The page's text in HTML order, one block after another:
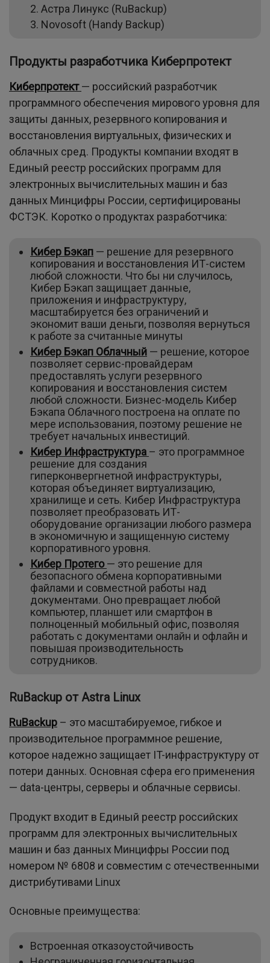
Астра Линукс (RuBackup)
Novosoft (Handy Backup)
Продукты разработчика Киберпротект
Киберпротект — российский разработчик
программного обеспечения мирового уровня для
защиты данных, резервного копирования и
восстановления виртуальных, физических и
облачных сред. Продукты компании входят в
Единый реестр российских программ для
электронных вычислительных машин и баз
данных Минцифры России, сертифицированы
ФСТЭК. Коротко о продуктах разработчика:
Кибер Бэкап — решение для резервного
копирования и восстановления ИТ-систем
любой сложности. Что бы ни случилось,
Кибер Бэкап защищает данные,
приложения и инфраструктуру,
масштабируется без ограничений и
экономит ваши деньги, позволяя вернуться
к работе за считанные минуты
Кибер Бэкап Облачный — решение, которое
позволяет сервис-провайдерам
предоставлять услуги резервного
копирования и восстановления систем
любой сложности. Бизнес-модель Кибер
Бэкапа Облачного построена на оплате по
мере использования, поэтому решение не
требует начальных инвестиций.
Кибер Инфраструктура – это программное
решение для создания
гиперконвергнетной инфраструктуры,
которая объединяет виртуализацию,
хранилище и сеть. Кибер Инфраструктура
позволяет преобразовать ИТ-
оборудование организации любого размера
в экономичную и защищенную систему
корпоративного уровня.
Кибер Протего — это решение для
безопасного обмена корпоративными
файлами и совместной работы над
документами. Оно превращает любой
компьютер, планшет или смартфон в
полноценный мобильный офис, позволяя
работать с документами онлайн и офлайн и
повышая производительность
сотрудников.
RuBackup от Astra Linux
RuBackup – это масштабируемое, гибкое и
производительное программное решение,
которое надежно защищает IT-инфраструктуру от
потери данных. Основная сфера его применения
— data-центры, серверы и облачные сервисы.
Продукт входит в Единый реестр российских
программ для электронных вычислительных
машин и баз данных Минцифры России под
номером № 6808 и совместим с отечественными
дистрибутивами Linux
Основные преимущества:
Встроенная отказоустойчивость